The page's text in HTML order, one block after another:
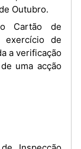
Outubro.
exercício de
a verificação
uma acção